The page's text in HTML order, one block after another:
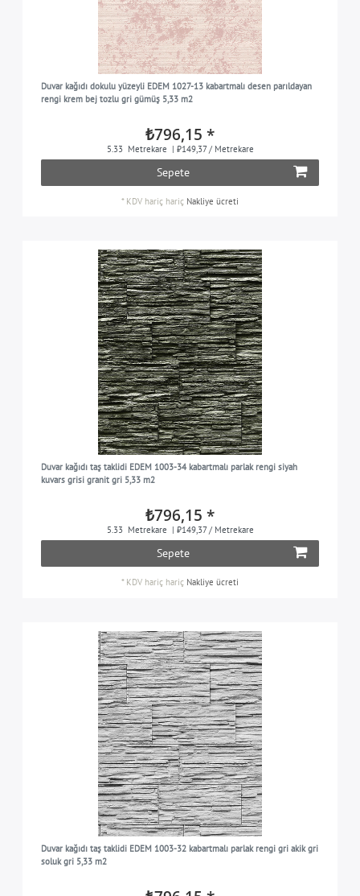
Duvar kağıdı dokulu yüzeyli EDEM 1027-13 kabartmalı desen parıldayan
rengi krem bej tozlu gri gümüş 5,33 m2
₺796,15 *
5.33 Metrekare | ₺149,37 / Metrekare
Sepete
* KDV hariç hariç Nakliye ücreti
Duvar kağıdı taş taklidi EDEM 1003-34 kabartmalı parlak rengi siyah
kuvars grisi granit gri 5,33 m2
₺796,15 *
5.33 Metrekare | ₺149,37 / Metrekare
Sepete
* KDV hariç hariç Nakliye ücreti
Duvar kağıdı taş taklidi EDEM 1003-32 kabartmalı parlak rengi gri akik gri
soluk gri 5,33 m2